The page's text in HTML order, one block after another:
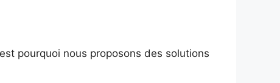
pourquoi nous proposons des solutions